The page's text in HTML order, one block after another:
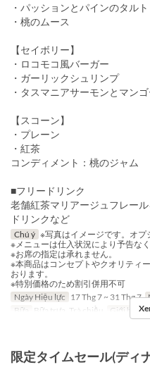
・パッションとパインのタル
・桃のムース
【セイボリー】
・ロコモコ風バーガー
・ガーリックシュリンプ
・タスマニアサーモンとマン
【スコーン】
・プレーン
・紅茶
コンディメント：桃のジャム
■フリードリンク
老舗紅茶マリアージュフレー
ドリンクなど
Chú ý ※写真はイメージです。オプ
※メニューは仕入状況により予告な
※お席の指定は承れません。
※本商品はコンセプトやクオリティ
おります。
※特別価格のため割引併用不可
Ngày Hiệu lực 17 Thg 7 ~ 31 Thg 7
Bữa
Bữa trưa, Trà chiều Giới hạn
限定タイムセール(ディ